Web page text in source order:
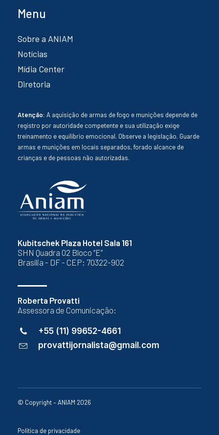
Kubitschek Plaza Hotel Sala 161
SHN Quadra 02 Bloco “E”
Brasília - DF - CEP: 70322-902
Roberta Provatti
Assessora de Comunicação:
+55 (11) 99652-4661
provattijornalista@gmail.com
Menu
Sobre a ANIAM
Notícias
Mídia Center
Diretoria
Atenção: A aquisição de armas de fogo e munições depende de
registro por autoridade competente e sua utilização exige
treinamento e equilíbrio emocional. Observe a legislação. Guarde
armas e munições em locais separados, forado alcance de
crianças e de pessoas não autorizadas.
© Copyright – ANIAM 2026
Política de privacidade